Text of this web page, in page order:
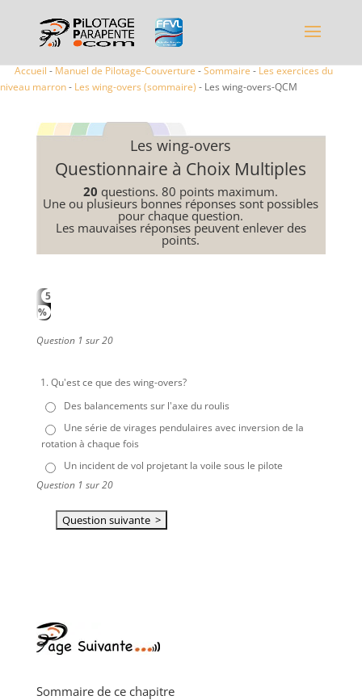
Accueil - Manuel de Pilotage-Couverture -Sommaire - Les exercices du
niveau marron- Les wing-overs (sommaire) - Les wing-overs-QCM
Les wing-overs
Questionnaire à Choix Multiples
20 questions. 80 points maximum.
Une ou plusieurs bonnes réponses sont possibles
pour chaque question.
Les mauvaises réponses peuvent enlever des
points.
5
%
Question 1 sur 20
1.Qu'est ce que des wing-overs?
Des balancements sur l'axe du roulis
Une série de virages pendulaires avec inversion de la
rotation à chaque fois
Un incident de vol projetant la voile sous le pilote
Question 1 sur 20
Sommaire de ce chapitre